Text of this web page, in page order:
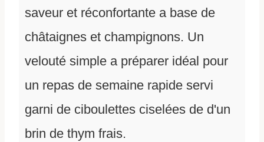
saveur et réconfortante a base de
châtaignes et champignons. Un
velouté simple a préparer idéal pour
un repas de semaine rapide servi
garni de ciboulettes ciselées de d'un
brin de thym frais.